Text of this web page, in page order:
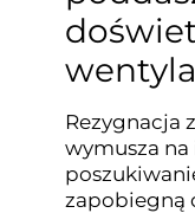
Rezygnacja
wymusza
zapobiegną